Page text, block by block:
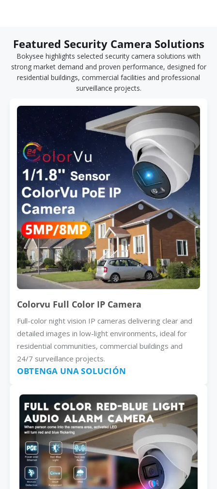
Featured Security Camera Solutions
Bokysee highlights selected security camera solutions with
strong market demand and proven performance, designed for
residential buildings, commercial facilities and professional
surveillance projects.
Colorvu Full Color IP Camera
Full-color night vision IP cameras delivering clear and
detailed images in low-light environments, ideal for
residential communities, commercial buildings and
24/7 surveillance projects.
OBTENGA UNA SOLUCIÓN